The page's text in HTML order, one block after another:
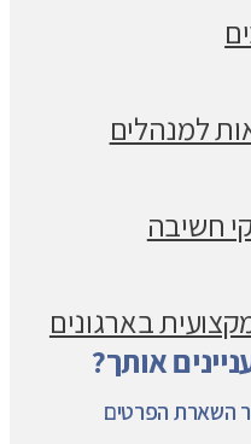
למנהלים
חשיבה
בארגונים
אותך?
השארת הפרטים